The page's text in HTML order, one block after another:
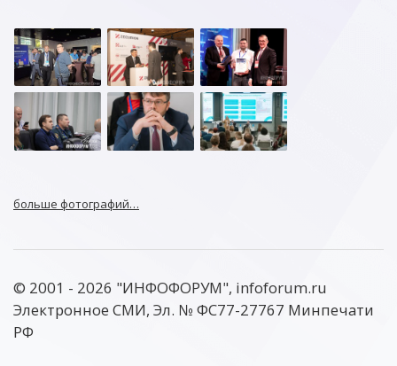
больше фотографий…
© 2001 - 2026 "ИНФОФОРУМ", infoforum.ru
Электронное СМИ, Эл. № ФС77-27767 Минпечати
РФ